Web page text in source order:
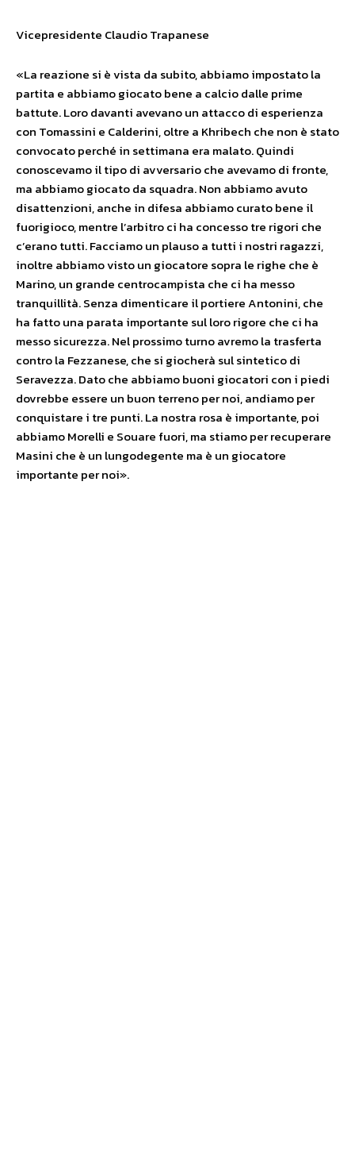
Vicepresidente Claudio Trapanese
«La reazione si è vista da subito, abbiamo impostato la
partita e abbiamo giocato bene a calcio dalle prime
battute. Loro davanti avevano un attacco di esperienza
con Tomassini e Calderini, oltre a Khribech che non è stato
convocato perché in settimana era malato. Quindi
conoscevamo il tipo di avversario che avevamo di fronte,
ma abbiamo giocato da squadra. Non abbiamo avuto
disattenzioni, anche in difesa abbiamo curato bene il
fuorigioco, mentre l’arbitro ci ha concesso tre rigori che
c’erano tutti. Facciamo un plauso a tutti i nostri ragazzi,
inoltre abbiamo visto un giocatore sopra le righe che è
Marino, un grande centrocampista che ci ha messo
tranquillità. Senza dimenticare il portiere Antonini, che
ha fatto una parata importante sul loro rigore che ci ha
messo sicurezza. Nel prossimo turno avremo la trasferta
contro la Fezzanese, che si giocherà sul sintetico di
Seravezza. Dato che abbiamo buoni giocatori con i piedi
dovrebbe essere un buon terreno per noi, andiamo per
conquistare i tre punti. La nostra rosa è importante, poi
abbiamo Morelli e Souare fuori, ma stiamo per recuperare
Masini che è un lungodegente ma è un giocatore
importante per noi».